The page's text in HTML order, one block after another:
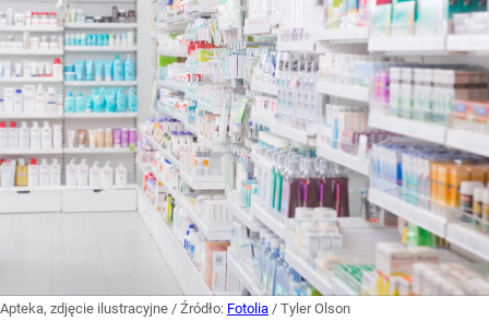
Apteka, zdjęcie ilustracyjne / Źródło: Fotolia / Tyler Olson